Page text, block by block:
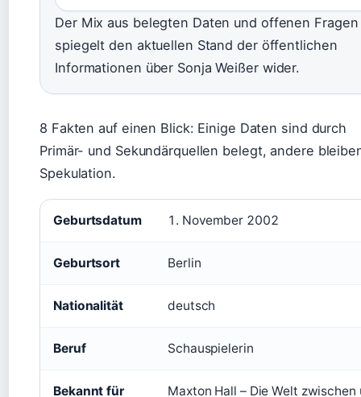
Der Mix aus belegten Daten und offenen Fragen
spiegelt den aktuellen Stand der öffentlichen
Informationen über Sonja Weißer wider.
8 Fakten auf einen Blick: Einige Daten sind durch
Primär- und Sekundärquellen belegt, andere
Spekulation.
Geburtsdatum 1. November 2002
Geburtsort Berlin
Nationalität deutsch
Beruf Schauspielerin
Bekannt für Maxton Hall – Die Welt zwischen